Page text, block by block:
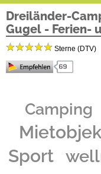
Dreiländer-
Gugel - Ferien-
Sterne (DTV)
Wellnessbereich, bei einer
Spaziergängen oder
"Aktivurlaub" z.B. bei Tennis,
und Städten in der Umgebung
guten Tropfen für eine
In der "Toskana Deutschlands"
Camping
Sport